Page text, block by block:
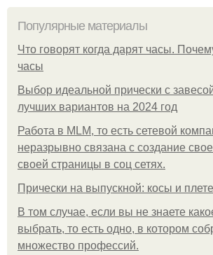
Популярные материалы
Что говорят когда дарят часы.
часы
Выбор идеальной прически с
лучших вариантов на 2024 год
Работа в MLM, то есть сетевой
неразрывно связана с создание
своей страницы в соц сетях.
Прически на выпускной: косы и
В том случае, если вы не знаете
выбрать, то есть одно, в котором
множество профессий.